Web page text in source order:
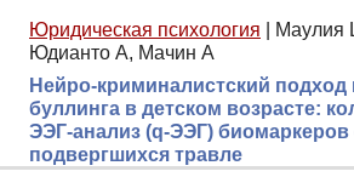
Юридическая психология
Маулия
Юдианто А, Мачин А
Нейро-криминалистский подход
буллинга в детском возрасте:
ЭЭГ-анализ (q-ЭЭГ) биомаркеров
подвергшихся травле